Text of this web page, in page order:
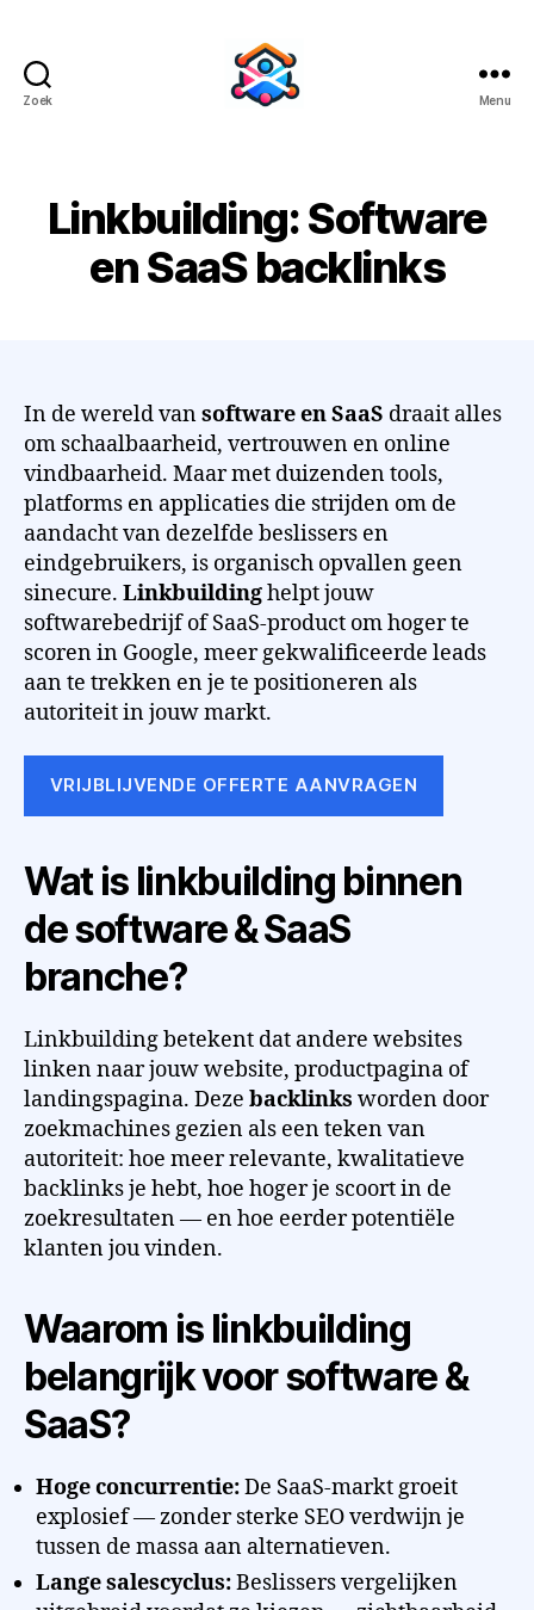
Zoek Menu
Linkbuilding: Software
en SaaS backlinks
In de wereld vansoftware en SaaS draait alles
om schaalbaarheid, vertrouwen en online
vindbaarheid. Maar met duizenden tools,
platforms en applicaties die strijden om de
aandacht van dezelfde beslissers en
eindgebruikers, is organisch opvallen geen
sinecure. Linkbuildinghelpt jouw
softwarebedrijf of SaaS-product om hoger te
scoren in Google, meer gekwalificeerde leads
aan te trekken en je te positioneren als
autoriteit in jouw markt.
VRIJBLIJVENDE OFFERTE AANVRAGEN
Wat is linkbuilding binnen
de software & SaaS
branche?
Linkbuilding betekent dat andere websites
linken naar jouw website, productpagina of
landingspagina. Deze backlinks worden door
zoekmachines gezien als een teken van
autoriteit: hoe meer relevante, kwalitatieve
backlinks je hebt, hoe hoger je scoort in de
zoekresultaten — en hoe eerder potentiële
klanten jou vinden.
Waarom is linkbuilding
belangrijk voor software &
SaaS?
Hoge concurrentie:De SaaS-markt groeit
explosief — zonder sterke SEO verdwijn je
tussen de massa aan alternatieven.
Lange salescyclus:Beslissers vergelijken